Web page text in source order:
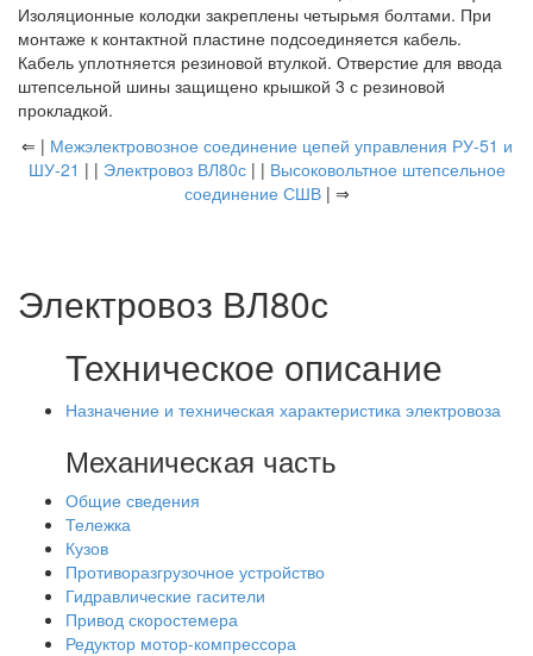
Изоляционные колодки закреплены четырьмя болтами. При
монтаже к контактной пластине подсоединяется кабель.
Кабель уплотняется резиновой втулкой. Отверстие для ввода
штепсельной шины защищено крышкой 3 с резиновой
прокладкой.
⇐ | Межэлектровозное соединение цепей управления РУ-51 и
ШУ-21 | | Электровоз ВЛ80с| | Высоковольтное штепсельное
соединение СШВ| ⇒
Электровоз ВЛ80с
Техническое описание
Назначение и техническая характеристика электровоза
Механическая часть
Общие сведения
Тележка
Кузов
Противоразгрузочное устройство
Гидравлические гасители
Привод скоростемера
Редуктор мотор-компрессора